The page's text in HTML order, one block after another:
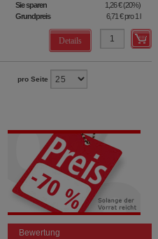
Sie sparen 1,26 €(20%)
Grundpreis
6,71 €pro 1 l
Details
pro Seite
Bewertung